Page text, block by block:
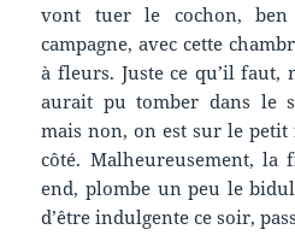
vont tuer le cochon,
campagne, avec cette
à fleurs. Juste ce qu’il faut,
aurait pu tomber dans le
mais non, on est sur le
côté. Malheureusement,
end, plombe un peu le
d’être indulgente ce soir,